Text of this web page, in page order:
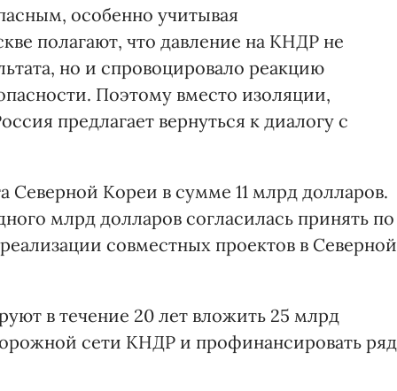
особенно учитывая
полагают, что давление на КНДР не
но и спровоцировало реакцию
Поэтому вместо изоляции,
предлагает вернуться к диалогу с
Северной Кореи в сумме 11 млрд долларов.
млрд долларов согласилась принять по
совместных проектов в Северной
в течение 20 лет вложить 25 млрд
сети КНДР и профинансировать ряд